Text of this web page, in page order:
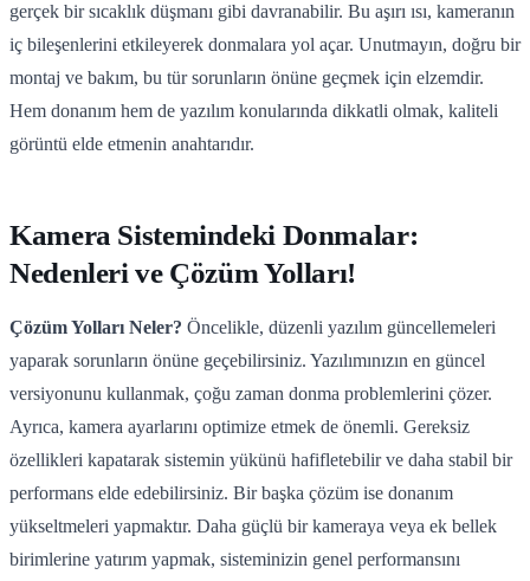
gerçek bir sıcaklık düşmanı gibi davranabilir. Bu aşırı ısı, kameranın
iç bileşenlerini etkileyerek donmalara yol açar. Unutmayın, doğru bir
montaj ve bakım, bu tür sorunların önüne geçmek için elzemdir.
Hem donanım hem de yazılım konularında dikkatli olmak, kaliteli
görüntü elde etmenin anahtarıdır.
Kamera Sistemindeki Donmalar:
Nedenleri ve Çözüm Yolları!
Çözüm Yolları Neler? Öncelikle, düzenli yazılım güncellemeleri
yaparak sorunların önüne geçebilirsiniz. Yazılımınızın en güncel
versiyonunu kullanmak, çoğu zaman donma problemlerini çözer.
Ayrıca, kamera ayarlarını optimize etmek de önemli. Gereksiz
özellikleri kapatarak sistemin yükünü hafifletebilir ve daha stabil bir
performans elde edebilirsiniz. Bir başka çözüm ise donanım
yükseltmeleri yapmaktır. Daha güçlü bir kameraya veya ek bellek
birimlerine yatırım yapmak, sisteminizin genel performansını